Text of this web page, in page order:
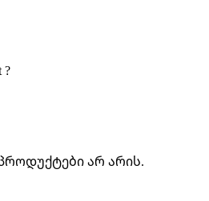
?
არ არის.